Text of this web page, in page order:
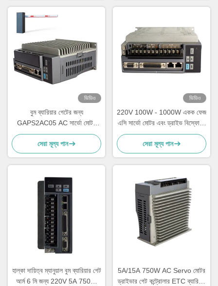
ভিডিও
বুম ব্যারিয়ার গেটের জন্য
GAPS2AC05 AC সার্ভো মোটর
ড্রাইভার 5A/15A গেট কন্ট্রোলার
সেরা মূল্য পান
ভিডিও
220V 100W - 1000W একক ফেজ
এসি সার্ভো মোটর এবং ড্রাইভ বিস্ফোরণ
প্রমাণ
সেরা মূল্য পান
হাল্কা দায়িত্ব ম্যানুয়াল বুম ব্যারিয়ার গেট
আর্ম 6 মি জন্য 220V 5A 750W
5A/15A 750W AC Servo মোটর
ড্রাইভার গেট কন্ট্রোলার ETC ব্যারিয়ার